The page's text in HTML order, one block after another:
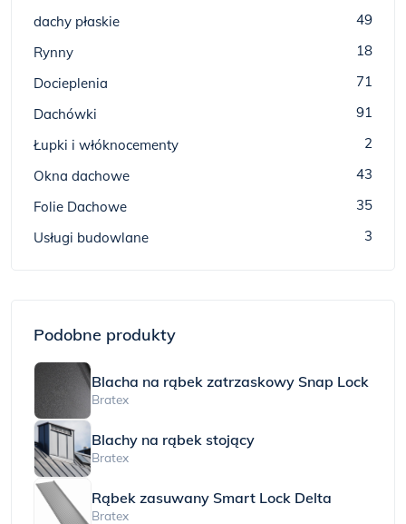
dachy płaskie
49
Rynny
18
Docieplenia
71
Dachówki
91
Łupki i włóknocementy
2
Okna dachowe
43
Folie Dachowe
35
Usługi budowlane
3
Podobne produkty
Blacha na rąbek zatrzaskowy Snap Lock
Bratex
Blachy na rąbek stojący
Bratex
Rąbek zasuwany Smart Lock Delta
Bratex